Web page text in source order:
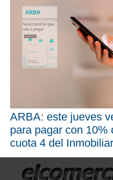
ARBA: este jueves
para pagar con 10%
cuota 4 del